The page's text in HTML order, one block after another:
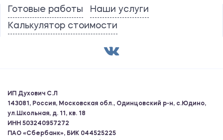
Готовые работы
Наши услуги
Калькулятор стоимости
ИП Духович С.Л
143081, Россия, Московская обл., Одинцовский р-н, с.Юдино,
ул.Школьная, д. 11, кв. 18
ИНН 503240957272
ПАО «Сбербанк», БИК 044525225